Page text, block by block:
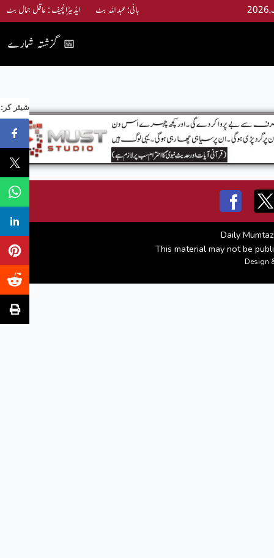
بانی: عبداللہ بٹ ایڈیٹرانچیف : عاقل جمال بٹ
گزشتہ شمارے 📅
:شیئر کر
Daily
This material may not be
Design